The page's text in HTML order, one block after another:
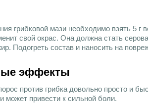
грибковой мази необходимо взять 5 г
свой окрас. Она должна стать
Подогреть состав и наносить на
эффекты
против грибка довольно просто и
может привести к сильной боли.